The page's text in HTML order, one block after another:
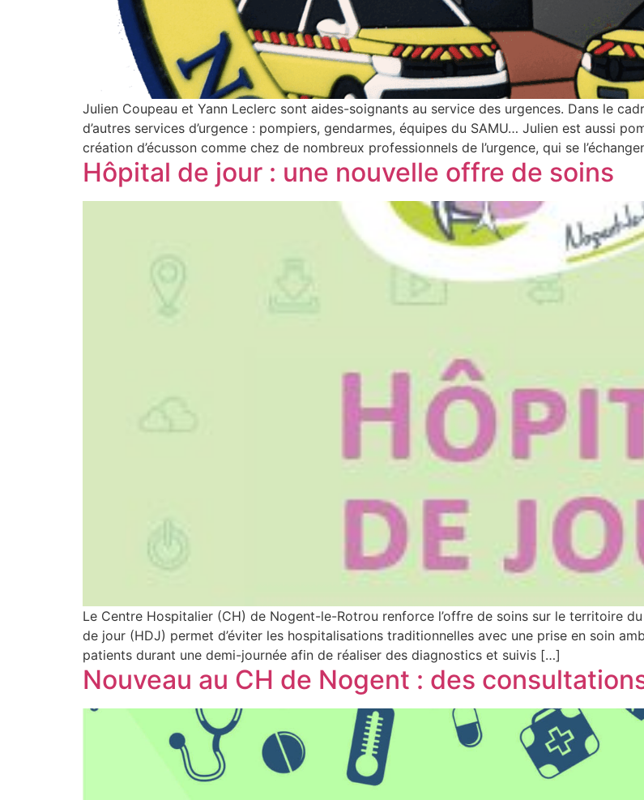
Julien Coupeau et Yann Leclerc sont aides-soignants au service des urgences. Dans le
d’autres services d’urgence : pompiers, gendarmes, équipes du SAMU… Julien est aussi
création d’écusson comme chez de nombreux professionnels de l’urgence, qui se
Hôpital de jour : une nouvelle offre de soins
Le Centre Hospitalier (CH) de Nogent-le-Rotrou renforce l’offre de soins sur le territoire
de jour (HDJ) permet d’éviter les hospitalisations traditionnelles avec une prise en soin
patients durant une demi-journée afin de réaliser des diagnostics et suivis […]
Nouveau au CH de Nogent : des